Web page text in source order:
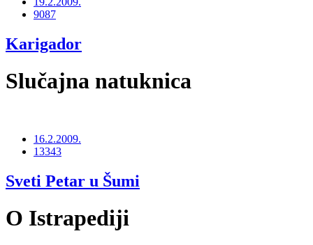
9087
Karigador
Slučajna natuknica
16.2.2009.
13343
Sveti Petar u Šumi
O Istrapediji